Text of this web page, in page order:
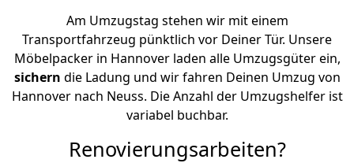
Am Umzugstag stehen wir mit einem
Transportfahrzeug pünktlich vor Deiner Tür. Unsere
Möbelpacker in Hannover laden alle Umzugsgüter ein,
sichern die Ladung und wir fahren Deinen Umzug von
Hannover nach Neuss. Die Anzahl der Umzugshelfer ist
variabel buchbar.
Renovierungsarbeiten?